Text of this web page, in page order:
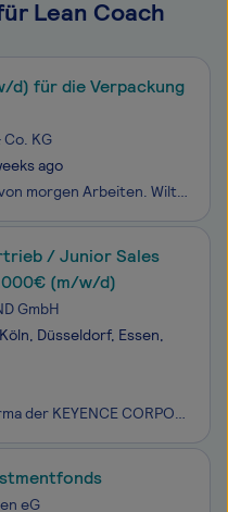
Lean Coach
d) für die Verpackung
Co. KG
ago
Gemeinsam am Genuss von morgen Arbeiten. Wiltmann ist einer der führenden Fleischwarenhersteller in Deutschland. Für unseren Erfolg mit Wurst- und Schinkenspezialitäten sorgen unsere rund 850 Mitarbeiter und Mitarbeiterinnen. Das gilt für die Produktion genau so wie für die Verwaltung. Bei Wiltmann
/ Junior Sales
(m/w/d)
GmbH
Düsseldorf, Essen,
Als deutsche Tochterfirma der KEYENCE CORPORATION, einem der „World’s Most Innovative Companies“ (Forbes), bieten wir innovative Produkte im Bereich Industrie 4.0 und Digitalisierung wie Mikroskop-Systeme, industrielle Mess- und Automatisierungstechnik sowie 3D-Drucker an.Berufseinsteiger Vertrieb /
eG